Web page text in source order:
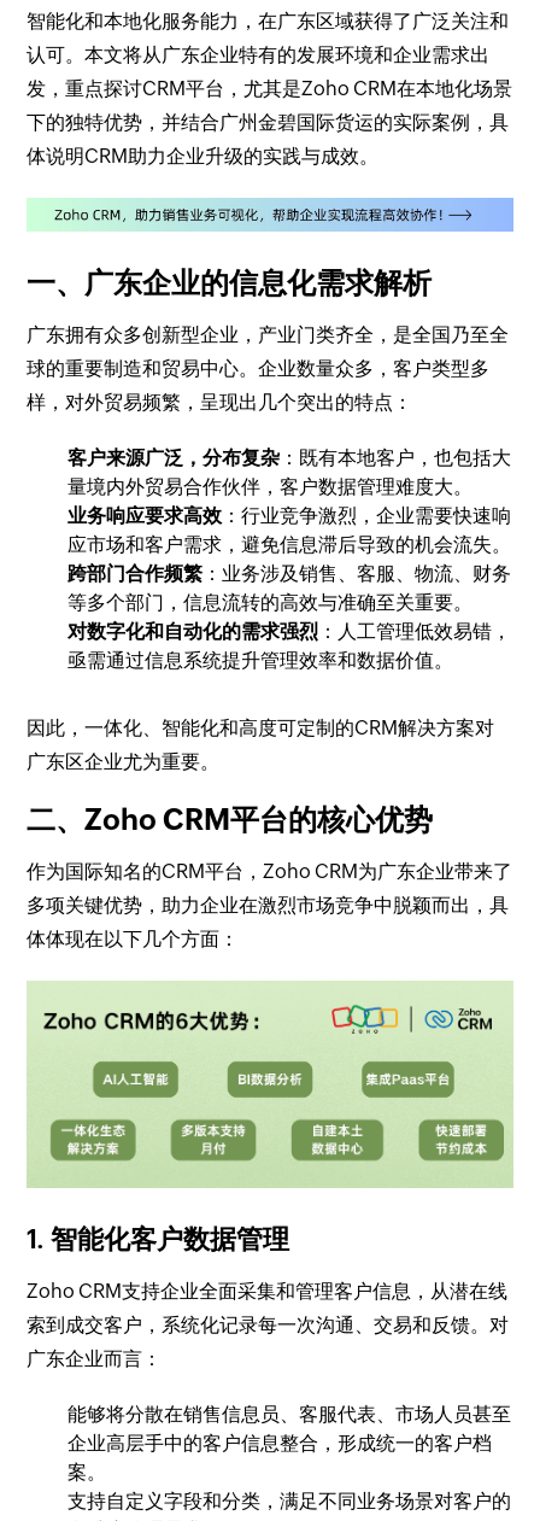
智能化和本地化服务能力，在广东区域获得了广泛关注和
认可。本文将从广东企业特有的发展环境和企业需求出
发，重点探讨CRM平台，尤其是Zoho CRM在本地化场景
下的独特优势，并结合广州金碧国际货运的实际案例，具
体说明CRM助力企业升级的实践与成效。
一、广东企业的信息化需求解析
广东拥有众多创新型企业，产业门类齐全，是全国乃至全
球的重要制造和贸易中心。企业数量众多，客户类型多
样，对外贸易频繁，呈现出几个突出的特点：
客户来源广泛，分布复杂 ：既有本地客户，也包括大
量境内外贸易合作伙伴，客户数据管理难度大。
业务响应要求高效 ：行业竞争激烈，企业需要快速响
应市场和客户需求，避免信息滞后导致的机会流失。
跨部门合作频繁 ：业务涉及销售、客服、物流、财务
等多个部门，信息流转的高效与准确至关重要。
对数字化和自动化的需求强烈 ：人工管理低效易错，
亟需通过信息系统提升管理效率和数据价值。
因此，一体化、智能化和高度可定制的CRM解决方案对
广东区企业尤为重要。
二、Zoho CRM平台的核心优势
作为国际知名的CRM平台，Zoho CRM为广东企业带来了
多项关键优势，助力企业在激烈市场竞争中脱颖而出，具
体体现在以下几个方面：
1. 智能化客户数据管理
Zoho CRM支持企业全面采集和管理客户信息，从潜在线
索到成交客户，系统化记录每一次沟通、交易和反馈。对
广东企业而言：
能够将分散在销售信息员、客服代表、市场人员甚至
企业高层手中的客户信息整合，形成统一的客户档
案。
支持自定义字段和分类，满足不同业务场景对客户的